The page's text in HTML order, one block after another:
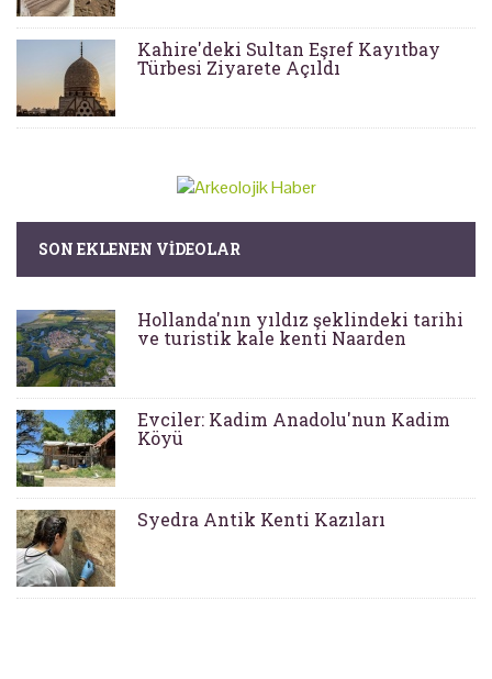
Kahire'deki Sultan Eşref Kayıtbay
Türbesi Ziyarete Açıldı
SON EKLENEN VIDEOLAR
Hollanda'nın yıldız şeklindeki tarihi
ve turistik kale kenti Naarden
Evciler: Kadim Anadolu'nun Kadim
Köyü
Syedra Antik Kenti Kazıları